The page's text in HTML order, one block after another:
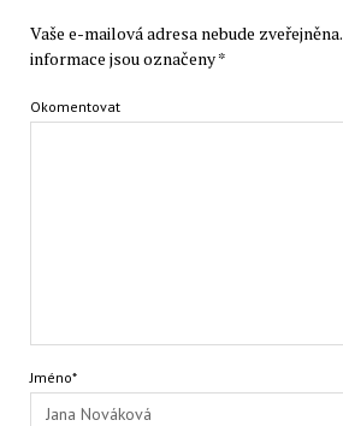
Vaše e-mailová adresa nebude zveřejněna.
informace jsou označeny*
Okomentovat
Jméno*